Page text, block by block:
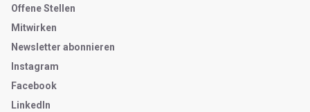
Metanavigation
Offene Stellen
Mitwirken
Newsletter abonnieren
Instagram
Facebook
LinkedIn